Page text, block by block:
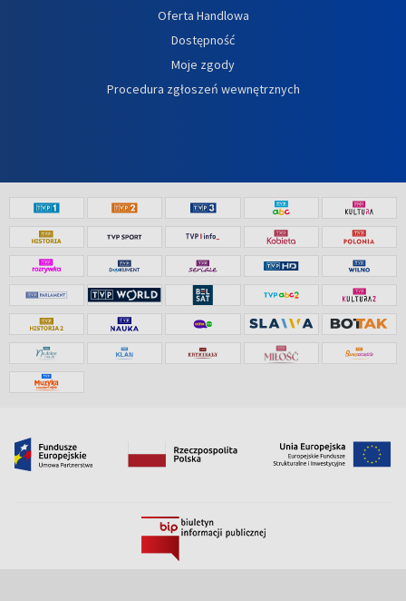
Oferta Handlowa
Dostępność
Moje zgody
Procedura zgłoszeń wewnętrznych